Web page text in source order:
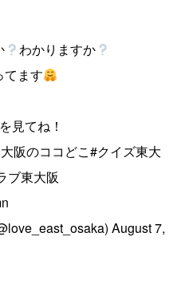
わかりますか
てます
見てね！
阪のココどこ#クイズ東大
ブ東大阪
August 7,